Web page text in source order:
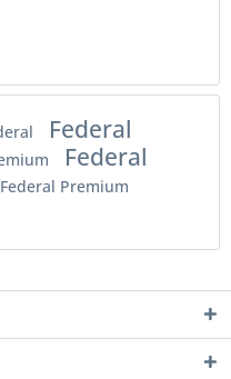
Federal
Federal
Federal Premium